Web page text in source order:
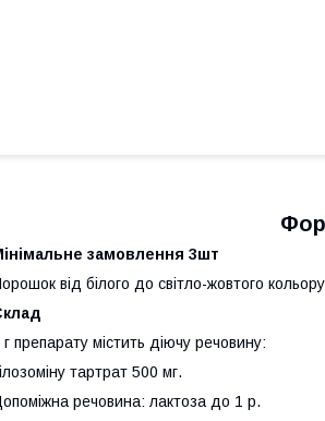
замовлення 3шт
від білого до світло-жовтого
г препарату містить діючу речовину:
тартрат 500 мг.
речовина: лактоза до 1 р.